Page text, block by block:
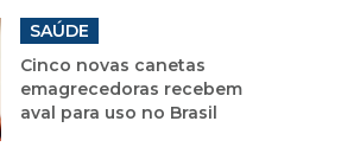
SAÚDE
Cinco novas canetas
emagrecedoras recebem
aval para uso no Brasil